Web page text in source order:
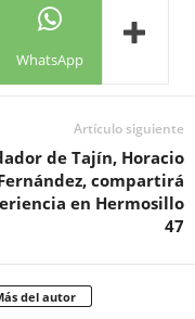
WhatsApp
Artículo siguiente
de Tajín, Horacio
compartirá
en Hermosillo
47
del autor